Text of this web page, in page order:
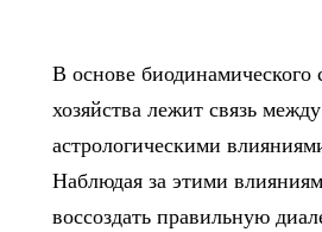
В основе биодинамического
хозяйства лежит связь между
астрологическими
Наблюдая за этими
воссоздать правильную